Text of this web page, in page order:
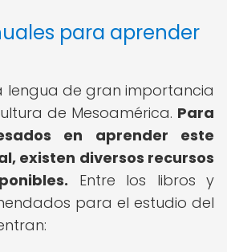
para aprender
lengua de gran importancia
de Mesoamérica. Para
en aprender este
existen diversos recursos
Entre los libros y
para el estudio del